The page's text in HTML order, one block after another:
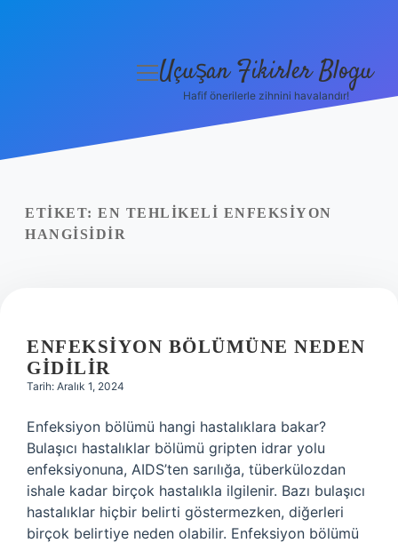
Yasal Uyarı
menüyü
Uçuşan Fikirler Blogu
Hafif önerilerle zihnini havalandır!
ETIKET: EN TEHLIKELI ENFEKSIYON
HANGISIDIR
ENFEKSIYON BÖLÜMÜNE NEDEN
GIDILIR
Tarih: Aralık 1, 2024
Enfeksiyon bölümü hangi hastalıklara bakar?
Bulaşıcı hastalıklar bölümü gripten idrar yolu
enfeksiyonuna, AIDS’ten sarılığa, tüberkülozdan
ishale kadar birçok hastalıkla ilgilenir. Bazı bulaşıcı
hastalıklar hiçbir belirti göstermezken, diğerleri
birçok belirtiye neden olabilir. Enfeksiyon bölümü